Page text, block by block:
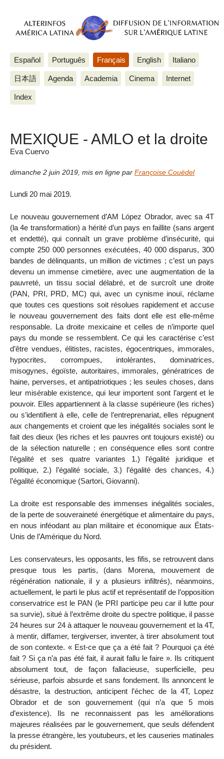
Español Português Français English Italiano
日本語 Agenda Academia Cinema Internet
Index
MEXIQUE - AMLO et la droite
Eva Cuervo
dimanche 2 juin 2019 mis en ligne par Françoise Couëdel
Lundi 20 mai 2019.
Le nouveau gouvernement d’AM López Obrador, avec sa 4T
(la 4e transformation) a hérité d’un pays en faillite (sans argent
et endetté), qui connaît un grave problème d’insécurité, qui
compte 250 000 personnes exécutées, 40 000 disparus, 300
bandes de délinquants, un million de victimes ; c’est un pays
devenu un immense cimetière, avec une augmentation de la
pauvreté, un tissu social délabré, et de surcroît une droite
(PAN, PRI, PRD, MC) qui, avec un cynisme inouï, réclame
que toutes ces questions soit résolues rapidement et accuse
le nouveau gouvernement des faits dont elle est elle-même
responsable. La droite mexicaine et celles de n’importe quel
pays du monde se ressemblent. Ce qui les caractérise c’est
d’être vendues, élitistes, racistes, égocentriques, immorales,
hypocrites, corrompues, intolérantes, dominatrices,
misogynes, égoïste, autoritaires, immorales, génératrices de
haine, perverses, et antipatriotiques ; les seules choses, dans
leur misérable existence, qui leur importent sont l’argent et le
pouvoir. Elles appartiennent à la classe supérieure (les riches)
ou s’identifient à elle, celle de l’entreprenariat, elles répugnent
aux changements et croient que les inégalités sociales sont le
fait des dieux (les riches et les pauvres ont toujours existé) ou
de la sélection naturelle ; en conséquence elles sont contre
l’égalité et ses quatre variantes 1.) l’égalité juridique et
politique, 2.) l’égalité sociale, 3.) l’égalité des chances, 4.)
l’égalité économique (Sartori, Giovanni).
La droite est responsable des immenses inégalités sociales,
de la perte de souveraineté énergétique et alimentaire du pays,
en nous inféodant au plan militaire et économique aux États-
Unis de l’Amérique du Nord.
Les conservateurs, les opposants, les fifis, se retrouvent dans
presque tous les partis, (dans Morena, mouvement de
régénération nationale, il y a plusieurs infiltrés), néanmoins,
actuellement, le parti le plus actif et représentatif de l’opposition
conservatrice est le PAN (le PRI participe peu car il lutte pour
sa survie), situé à l’extrême droite du spectre politique, il passe
24 heures sur 24 à attaquer le nouveau gouvernement et la 4T,
à mentir, diffamer, tergiverser, inventer, à tirer absolument tout
de son contexte. « Est-ce que ça a été fait ? Pourquoi ça été
fait ? Si ça n’a pas été fait, il aurait fallu le faire ». Ils critiquent
absolument tout, de façon fallacieuse, superficielle, peu
sérieuse, parfois absurde et sans fondement. Ils annoncent le
désastre, la destruction, anticipent l’échec de la 4T, Lopez
Obrador et de son gouvernement (qui n’a que 5 mois
d’existence). Ils ne reconnaissent pas les améliorations
majeures réalisées par le gouvernement, que seuls défendent
la presse étrangère, les youtubeurs, et les causeries matinales
du président.